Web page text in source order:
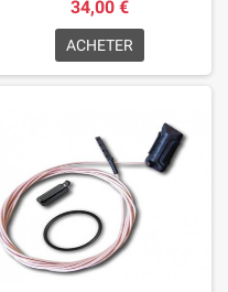
34,00 €
ACHETER